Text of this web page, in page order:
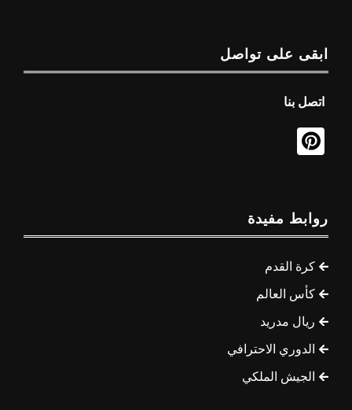
ابقى على تواصل
اتصل بنا
روابط مفيدة
كرة القدم
كأس العالم
ريال مدريد
الدوري الاحترافي
الجيش الملكي